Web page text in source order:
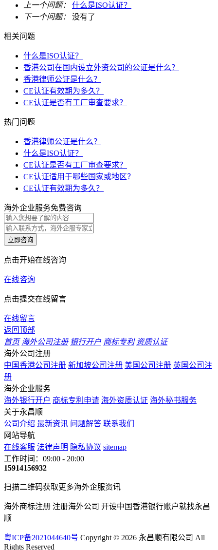
上一个问题：
什么是ISO认证？
下一个问题：
没有了
相关问题
什么是ISO认证？
香港公司在国内设立外资公司的公证是什么？
香港律师公证是什么？
CE认证有效期为多久？
CE认证是否有工厂审查要求？
热门问题
香港律师公证是什么？
什么是ISO认证？
CE认证是否有工厂审查要求？
CE认证适用于哪些国家或地区？
CE认证有效期为多久？
海外企业服务免费咨询
立即咨询
点击开始在线咨询
在线咨询
点击提交在线留言
在线留言
返回顶部
首页 海外公司注册 银行开户 商标专利 资质认证
海外公司注册
中国香港公司注册 新加坡公司注册 美国公司注册 英国公司注
册
海外企业服务
海外银行开户 商标专利申请 海外资质认证 海外秘书服务
关于永昌顺
公司介绍 最新资讯 问题解答 联系我们
网站导航
在线客服 法律声明 隐私协议 sitemap
工作时间：09:00 - 20:00
15914156932
扫描二维码获取更多海外企服资讯
海外商标注册 注册海外公司 开设中国香港银行账户就找永昌
顺
粤ICP备2021044640号 Copyright © 2026 永昌顺有限公司 All
Rights Reserved